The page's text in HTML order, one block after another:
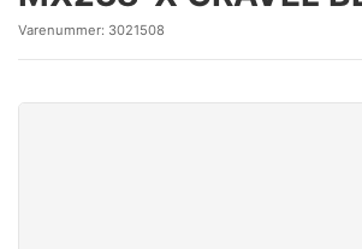
Varenummer: 3021508